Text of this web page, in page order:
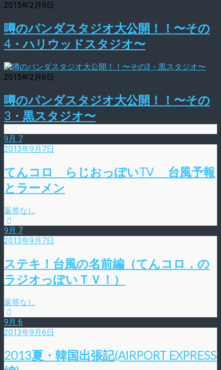
2015年2月9日
噂のパンダスタジオ大公開！！〜その
4・ハリウッドスタジオ〜
2015年2月6日
噂のパンダスタジオ大公開！！〜その
3・黒スタジオ〜
9月 7
2013年9月7日
てんコロ らじおっぽいTV 台風予報
とラーメン
返答なし
9月 7
2013年9月7日
ステキ！台風の名前編（てんコロ．の
ラジオっぽいＴＶ！）
返答なし
9月 6
2013年9月6日
2013夏・韓国出張記(AIRPORT EXPRESS